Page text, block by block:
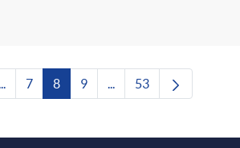
Páginas intermedias Use TAB para
Página
7 Página
8 Página
9 ...Páginas intermedias
Página
53